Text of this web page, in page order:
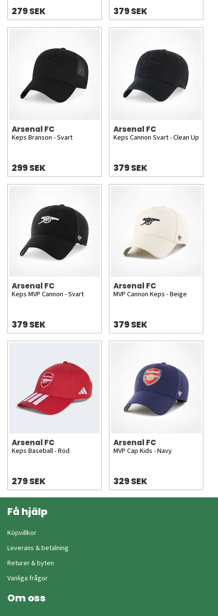
279 SEK 379 SEK
Arsenal FC
Keps Branson - Svart
299 SEK
Arsenal FC
Keps Cannon Svart - Clean Up
379 SEK
Arsenal FC
Keps MVP Cannon - Svart
379 SEK
Arsenal FC
MVP Cannon Keps - Beige
379 SEK
Arsenal FC
Keps Baseball - Röd
279 SEK
Arsenal FC
MVP Cap Kids - Navy
329 SEK
Få hjälp
Köpvillkor
Leverans & betalning
Returer & byten
Vanliga frågor
Om oss